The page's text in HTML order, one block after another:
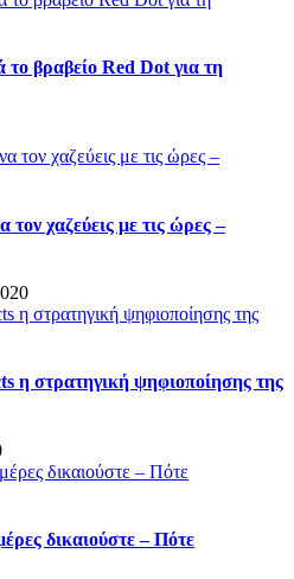
βραβείο Red Dot για τη
τον χαζεύεις με τις ώρες –
η στρατηγική ψηφιοποίησης της
δικαιούστε – Πότε